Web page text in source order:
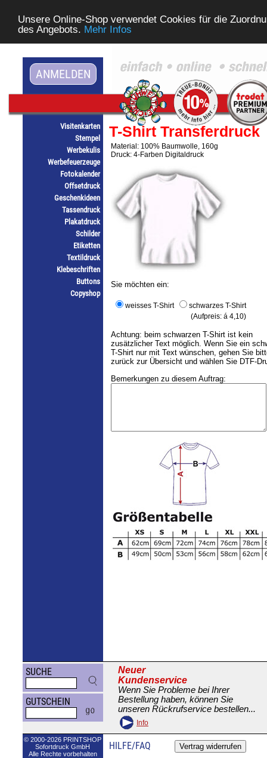
Unsere Online-Shop verwendet Cookies für die
des Angebots. Mehr Infos
ANMELDEN
Visitenkarten
Stempel
Werbekulis
Werbefeuerzeuge
Fotokalender
Offsetdruck
Geschenkideen
Tassendruck
Plakatdruck
Schilder
Etiketten
Textildruck
Klebeschriften
Buttons
Copyshop
T-Shirt Transferdruck
Material: 100% Baumwolle, 160g
Druck: 4-Farben Digitaldruck
Sie möchten ein:
weisses T-Shirt
schwarzes T-Shirt
(Aufpreis: á 4,10)
Achtung: beim schwarzen T-Shirt ist kein
zusätzlicher Text möglich. Wenn Sie ein
T-Shirt nur mit Text wünschen, gehen Sie
zurück zur Übersicht und wählen Sie DTF-
Bemerkungen zu diesem Auftrag:
SUCHE
GUTSCHEIN
Neuer
Kundenservice
Wenn Sie Probleme bei Ihrer
Bestellung haben, können Sie
unseren Rückrufservice bestellen...
Info
© 2000-2026 PRINTSHOP
Sofortdruck GmbH
Alle Rechte vorbehalten
HILFE/FAQ